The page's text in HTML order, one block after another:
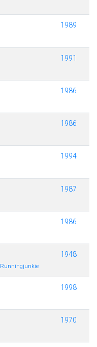
1989
1991
1986
1986
1994
1987
1986
Runningjunkie
1948
1998
1970